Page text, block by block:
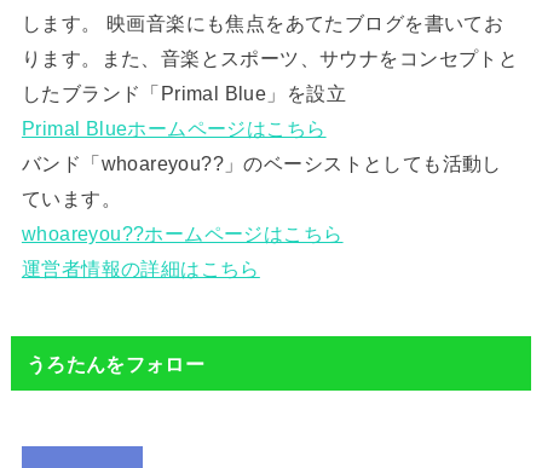
します。 映画音楽にも焦点をあてたブログを書いてお
ります。また、音楽とスポーツ、サウナをコンセプトと
したブランド「Primal Blue」を設立
Primal Blueホームページはこちら
バンド「whoareyou??」のベーシストとしても活動し
ています。
whoareyou??ホームページはこちら
運営者情報の詳細はこちら
うろたんをフォロー